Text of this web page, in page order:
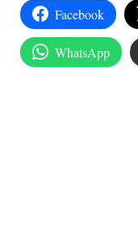
Facebook
WhatsApp